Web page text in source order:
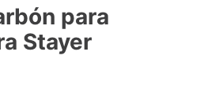
para
Stayer
5.
sierra cinta
6.
sierra sable